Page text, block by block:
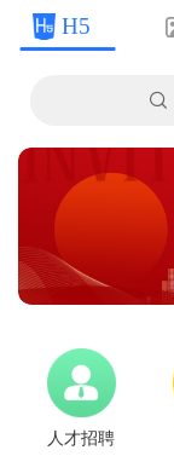
H5

人才招聘